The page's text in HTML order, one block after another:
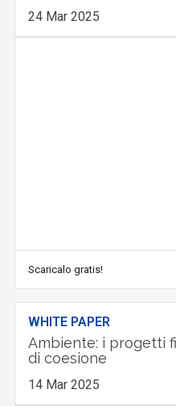
24 Mar 2025
Scaricalo gratis!
WHITE PAPER
Ambiente: i progetti
di coesione
14 Mar 2025